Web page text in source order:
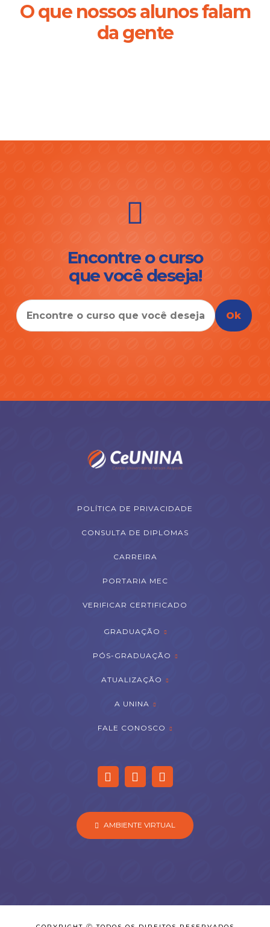
O que nossos alunos falam
da gente
Encontre o curso
que você deseja!
Ok
POLÍTICA DE PRIVACIDADE
CONSULTA DE DIPLOMAS
CARREIRA
PORTARIA MEC
VERIFICAR CERTIFICADO
GRADUAÇÃO
PÓS-GRADUAÇÃO
ATUALIZAÇÃO
A UNINA
FALE CONOSCO
AMBIENTE VIRTUAL